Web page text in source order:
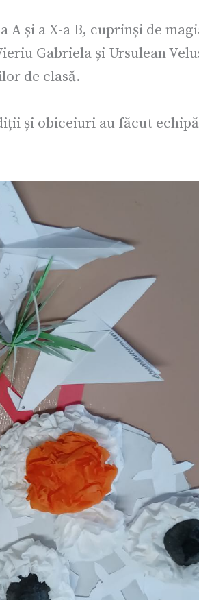
A și a X-a B, cuprinși de
Gabriela și Ursulean
de clasă.
și obiceiuri au făcut